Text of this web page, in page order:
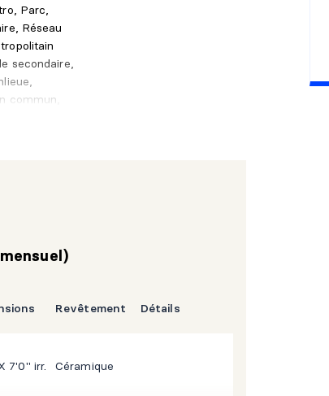
Parc,
Réseau
secondaire,
commun,
Revêtement Détails
7'0" irr. Céramique